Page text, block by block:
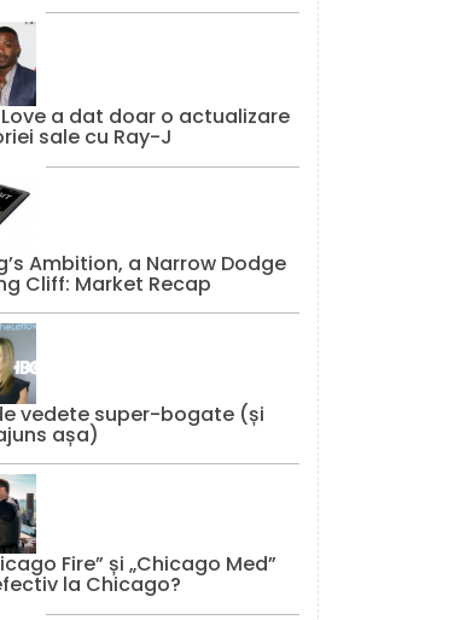
Love a dat doar o actualizare
sale cu Ray-J
Ambition, a Narrow Dodge
Cliff: Market Recap
vedete super-bogate (și
așa)
Fire” și „Chicago Med”
la Chicago?